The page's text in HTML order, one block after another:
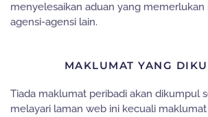
menyelesaikan aduan yang memerlukan
agensi-agensi lain.
MAKLUMAT YANG
Tiada maklumat peribadi akan dikumpul
melayari laman web ini kecuali